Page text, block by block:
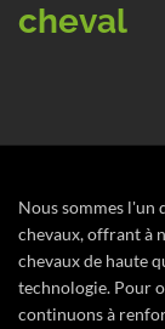
cheval
Nous sommes l'un
chevaux, offrant à
chevaux de haute
technologie. Pour
continuons à